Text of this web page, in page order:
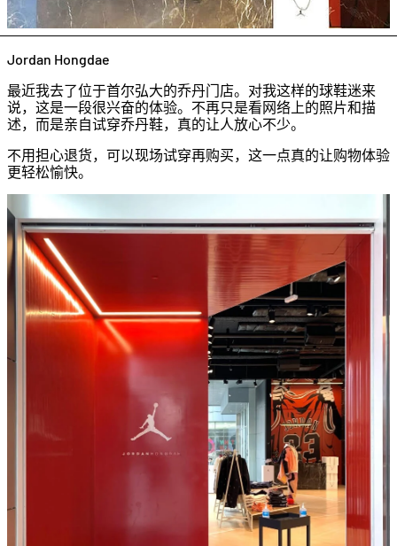
Jordan Hongdae
最近我去了位于首尔弘大的乔丹门店。对我这样的球鞋迷来
说，这是一段很兴奋的体验。不再只是看网络上的照片和描
述，而是亲自试穿乔丹鞋，真的让人放心不少。
不用担心退货，可以现场试穿再购买，这一点真的让购物体验
更轻松愉快。